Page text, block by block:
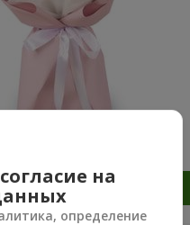
цветов"
на
определение